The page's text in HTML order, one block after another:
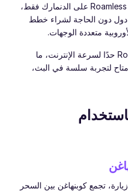
التوافق مع عدة دول: لا يقتصر Roamless eSIM على الدنمارك فقط،
دون الحاجة لشراء خطط
متعددة الوجهات.
سرعات غير محدودة: لا يضع Roamless حدًا لسرعة الإنترنت، ما
لتجربة سلسة في البث،
تجمع كوبنهاغن بين السحر